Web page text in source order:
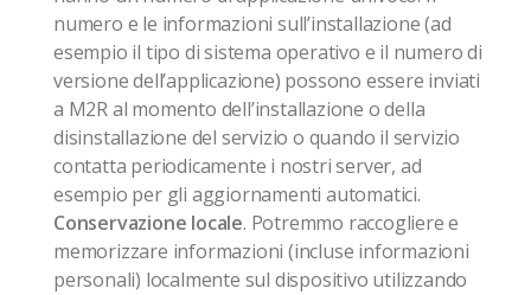
numero e le informazioni sull’installazione (ad
esempio il tipo di sistema operativo e il numero di
versione dell’applicazione) possono essere inviati
a M2R al momento dell’installazione o della
disinstallazione del servizio o quando il servizio
contatta periodicamente i nostri server, ad
esempio per gli aggiornamenti automatici.
Conservazione locale. Potremmo raccogliere e
memorizzare informazioni (incluse informazioni
personali) localmente sul dispositivo utilizzando